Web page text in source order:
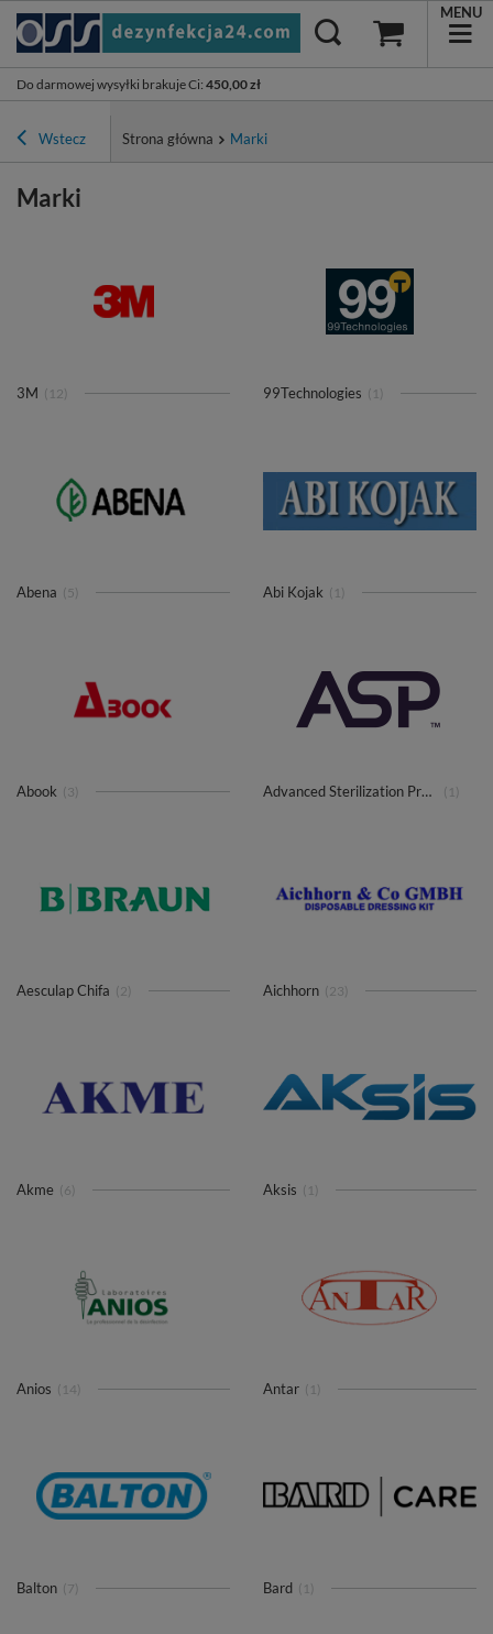
Do darmowej wysyłki brakuje Ci: 450,00 zł
MENU
Wstecz Strona główna Marki
Marki
3M (12) 99Technologies (1)
Abena (5) Abi Kojak (1)
Abook (3) Advanced Sterilization Products (1)
Aesculap Chifa (2) Aichhorn (23)
Akme (6) Aksis (1)
Anios (14) Antar (1)
Balton (7) Bard (1)